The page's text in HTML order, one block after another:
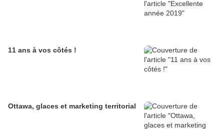
11 ans à vos côtés !
Ottawa, glaces et marketing territorial